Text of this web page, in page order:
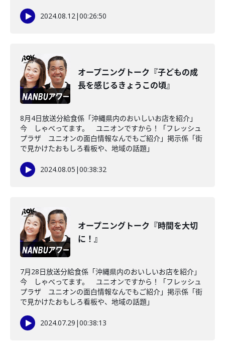
2024.08.12|00:26:50
オープニングトーク『子どもの成
長を感じるきょうこの頃』
8月4日放送分給食係「沖縄県内のおいしいお店を紹介」
今 しゃべってます。 ユニオンですから！「フレッシュ
プラザ ユニオンの面白情報なんでもご紹介」掲示係「街
で見かけたおもしろ看板や、地域の話題」
2024.08.05 |00:38:32
オープニングトーク『時間を大切
に！』
7月28日放送分給食係「沖縄県内のおいしいお店を紹介」
今 しゃべってます。 ユニオンですから！「フレッシュ
プラザ ユニオンの面白情報なんでもご紹介」掲示係「街
で見かけたおもしろ看板や、地域の話題」
2024.07.29 |00:38:13